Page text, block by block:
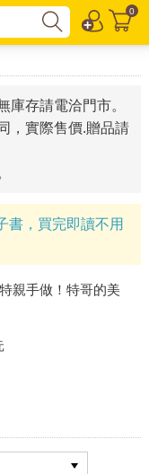
0
存請電洽門市。
，實際售價.贈品請
書，買完即讀不用
親手做！特哥的美